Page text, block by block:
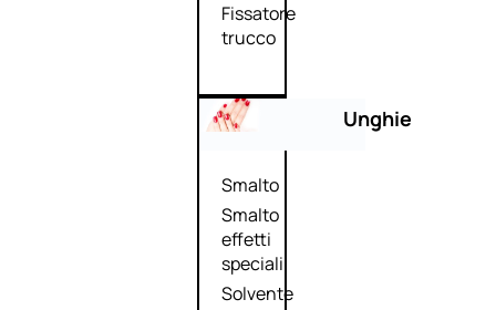
Fissatore
trucco
Unghie
Smalto
Smalto
effetti
speciali
Solvente